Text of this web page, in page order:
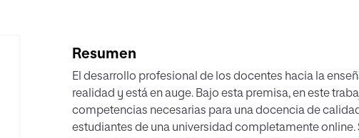
Resumen
El desarrollo profesional de los docentes hacia la
realidad y está en auge. Bajo esta premisa, en este
competencias necesarias para una docencia de
estudiantes de una universidad completamente